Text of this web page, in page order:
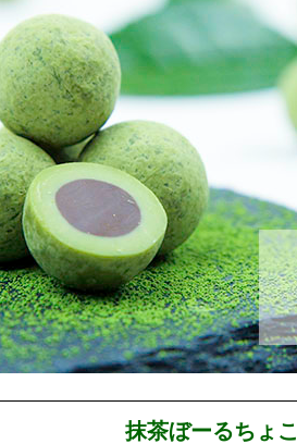
抹茶ぼーるちょこ